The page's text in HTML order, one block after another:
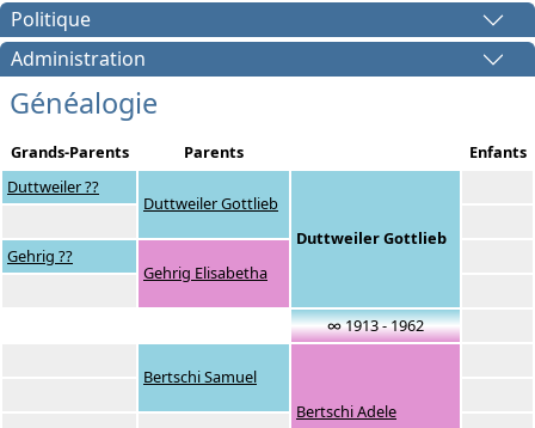
Politique
Administration
Généalogie
Grands-Parents Parents
Enfants
Duttweiler ??
Duttweiler Gottlieb
Duttweiler Gottlieb
Gehrig ??
Gehrig Elisabetha
∞ 1913 - 1962
Bertschi Samuel
Bertschi Adele